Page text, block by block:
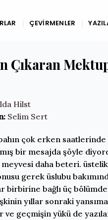
ÇEVIRMENLER
Çıkaran
Hilst
Selim Sert
çok erken
bir mesajda şöyle
daha beteri.
gerek üslubu
birbirine bağlı üç
yıllar sonraki
ve geçmişin yükü de